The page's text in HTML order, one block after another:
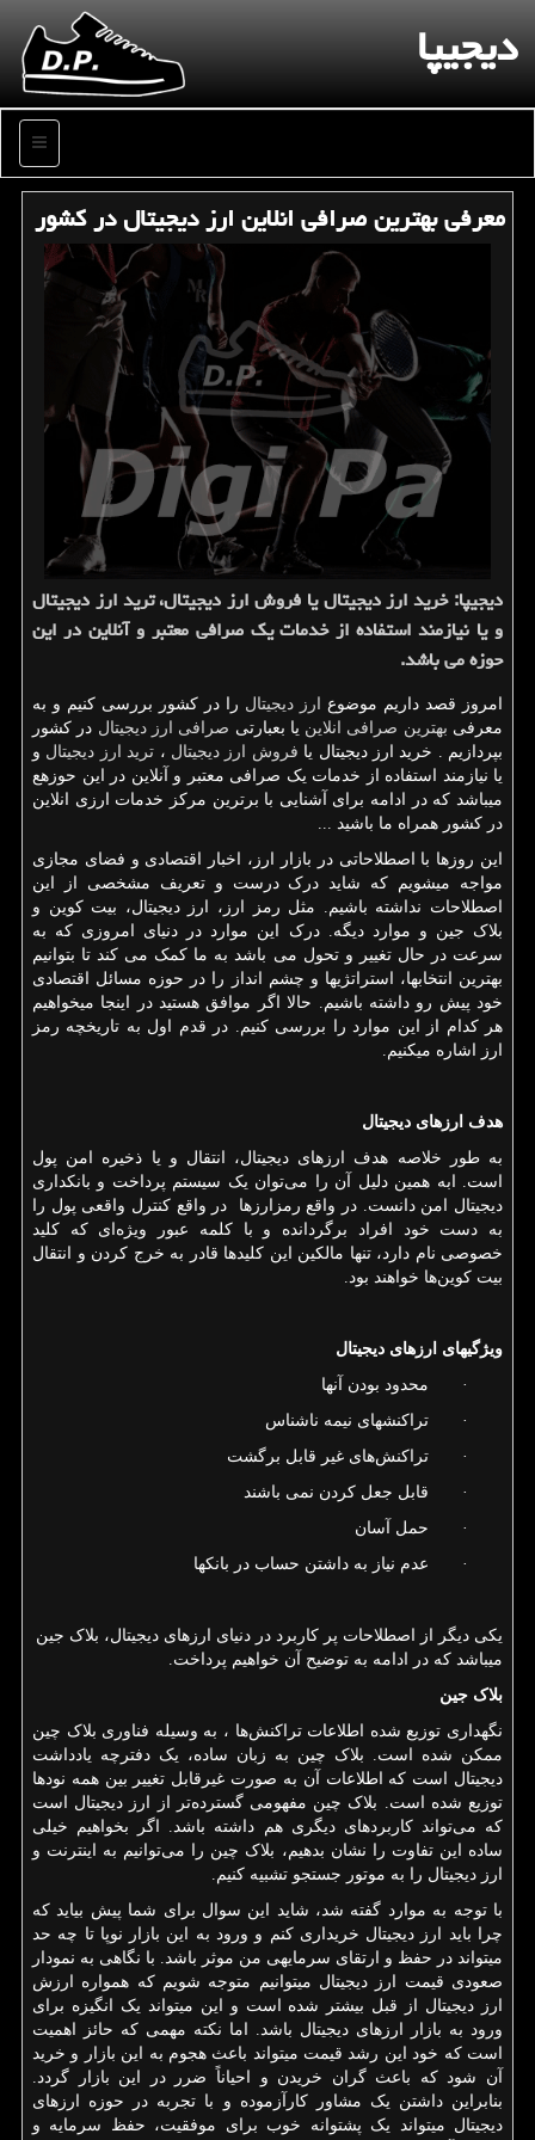
دیجیپا
منو
معرفی بهترین صرافی انلاین ارز دیجیتال در كشور
دیجیپا: خرید ارز دیجیتال یا فروش ارز دیجیتال، ترید ارز دیجیتال
و یا نیازمند استفاده از خدمات یك صرافی معتبر و آنلاین در این
حوزه می باشد.
امروز قصد داریم موضوع ارز دیجیتال را در کشور بررسی کنیم و به
معرفی بهترین صرافی انلاین یا بعبارتی صرافی ارز دیجیتال در کشور
بپردازیم . خرید ارز دیجیتال یا فروش ارز دیجیتال ، ترید ارز دیجیتال و
یا نیازمند استفاده از خدمات یک صرافی معتبر و آنلاین در این حوزهع
میباشد که در ادامه برای آشنایی با برترین مرکز خدمات ارزی انلاین
در کشور همراه ما باشید ...
این روزها با اصطلاحاتی در بازار ارز، اخبار اقتصادی و فضای مجازی
مواجه میشویم که شاید درک درست و تعریف مشخصی از این
اصطلاحات نداشته باشیم. مثل رمز ارز، ارز دیجیتال، بیت کوین و
بلاک جین و موارد دیگه. درک این موارد در دنیای امروزی که به
سرعت در حال تغییر و تحول می باشد به ما کمک می کند تا بتوانیم
بهترین انتخاب­ها، استراتژی­ها و چشم انداز را در حوزه مسائل اقتصادی
خود پیش رو داشته باشیم. حالا اگر موافق هستید در اینجا می­خواهیم
هر کدام از این موارد را بررسی کنیم. در قدم اول به تاریخچه رمز
ارز اشاره می­کنیم.
هدف ارزهای دیجیتال
به طور خلاصه هدف ارزهای دیجیتال، انتقال و یا ذخیره امن پول
است. ابه همین دلیل آن را می‌توان یک سیستم پرداخت و بانکداری
دیجیتال امن دانست. در واقع رمزارزها در واقع کنترل واقعی پول را
به دست خود افراد برگردانده و با کلمه عبور ویژه‌ای که کلید
خصوصی نام دارد، تنها مالکین این کلیدها قادر به خرج کردن و انتقال
بیت کوین‌ها خواهند بود.
ویژگی­های ارزهای دیجیتال
· محدود بودن آن­ها
· تراکنش­های نیمه ناشناس
· تراکنش‌های غیر قابل برگشت
· قابل جعل کردن نمی باشند
· حمل آسان
· عدم نیاز به داشتن حساب در بانک­ها
یکی دیگر از اصطلاحات پر کاربرد در دنیای ارزهای دیجیتال، بلاک جین
می­باشد که در ادامه به توضیح آن خواهیم پرداخت.
بلاک جین
نگهداری توزیع شده اطلاعات تراکنش‌ها ، به وسیله فناوری بلاک چین
ممکن شده است. بلاک چین به زبان ساده، یک دفترچه یادداشت
دیجیتال است که اطلاعات آن به صورت غیرقابل تغییر بین همه نودها
توزیع شده است. بلاک چین مفهومی گسترده‌تر از ارز دیجیتال است
که می‌تواند کاربردهای دیگری هم داشته باشد. اگر بخواهیم خیلی
ساده این تفاوت را نشان بدهیم، بلاک چین را می‌توانیم به اینترنت و
ارز دیجیتال را به موتور جستجو تشبیه کنیم.
با توجه به موارد گفته شد، شاید این سوال برای شما پیش بیاید که
چرا باید ارز دیجیتال خریداری کنم و ورود به این بازار نوپا تا چه حد
می­تواند در حفظ و ارتقای سرمایه­ی من موثر باشد. با نگاهی به نمودار
صعودی قیمت ارز دیجیتال میتوانیم متوجه شویم که همواره ارزش
ارز دیجیتال از قبل بیشتر شده است و این می­تواند یک انگیزه برای
ورود به بازار ارزهای دیجیتال باشد. اما نکته مهمی ­که حائز اهمیت
است که خود این رشد قیمت می­تواند باعث هجوم به این بازار و خرید
آن شود که باعث گران خریدن و احیاناً ضرر در این بازار گردد.
بنابراین داشتن یک مشاور کارآزموده و با تجربه در حوزه ارزهای
دیجیتال می­تواند یک پشتوانه خوب برای موفقیت، حفظ سرمایه و